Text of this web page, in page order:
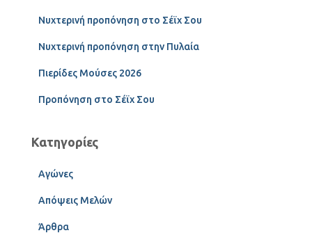
Νυχτερινή προπόνηση στο Σέϊχ Σου
Νυχτερινή προπόνηση στην Πυλαία
Πιερίδες Μούσες 2026
Προπόνηση στο Σέϊχ Σου
Κατηγορίες
Αγώνες
Απόψεις Μελών
Άρθρα